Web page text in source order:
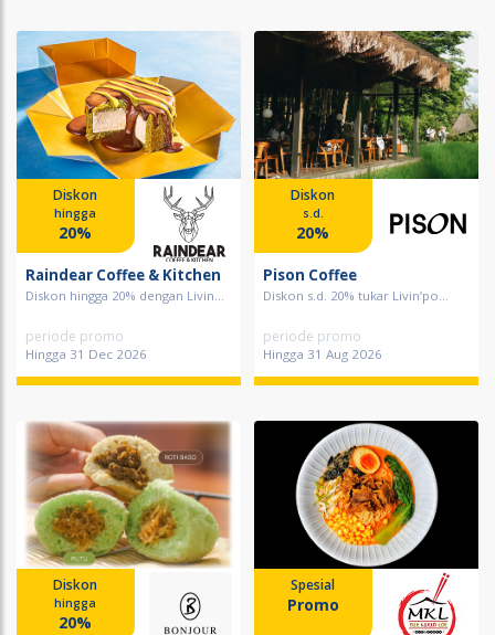
Diskon
hingga
20%
Raindear Coffee & Kitchen
Diskon hingga 20% dengan Livin...
periode promo
Hingga 31 Dec 2026
Diskon
s.d.
20%
Pison Coffee
Diskon s.d. 20% tukar Livin’po...
periode promo
Hingga 31 Aug 2026
Diskon
hingga
20%
Spesial
Promo